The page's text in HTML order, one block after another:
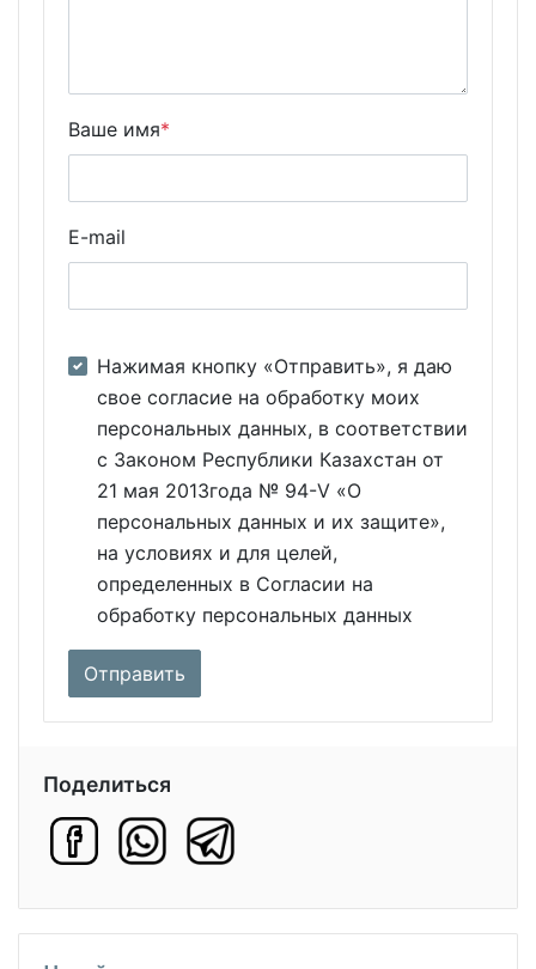
Ваше имя*
E-mail
Нажимая кнопку «Отправить», я даю
свое согласие на обработку моих
персональных данных, в соответствии
с Законом Республики Казахстан от
21 мая 2013года № 94-V «О
персональных данных и их защите»,
на условиях и для целей,
определенных в Согласии на
обработку персональных данных
Поделиться